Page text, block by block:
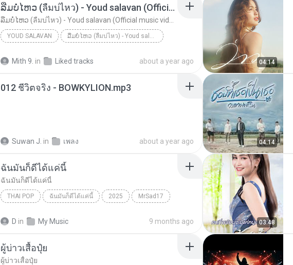
ລືມບໍ່ໄຫວ (ลืมบ่ไหว) - Youd salavan (Official music video) | 4K
YOUD SALAVAN ລືມບໍ່ໄຫວ (ลืมบ่ไหว) - Youd salavan (Official mus...
Mith 9. in Liked tracks about a year ago 04:14
012 ชีวิตจริง - BOWKYLION.mp3
Suwan J. in เพลง about a year ago 04:14
ฉันมันก็ดีได้แค่นี้
ฉันมันก็ดีได้แค่นี้
THAI POP ฉันมันก็ดีได้แค่นี้ 2025 MrSad17
D in My Music 9 months ago 03:48
ผู้บ่าวเสื้อปุ๋ย
ผู้บ่าวเสื้อปุ๋ย